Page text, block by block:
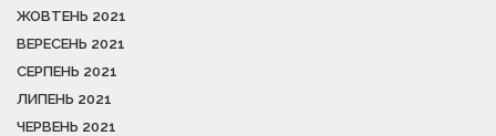
ЖОВТЕНЬ 2021
ВЕРЕСЕНЬ 2021
СЕРПЕНЬ 2021
ЛИПЕНЬ 2021
ЧЕРВЕНЬ 2021